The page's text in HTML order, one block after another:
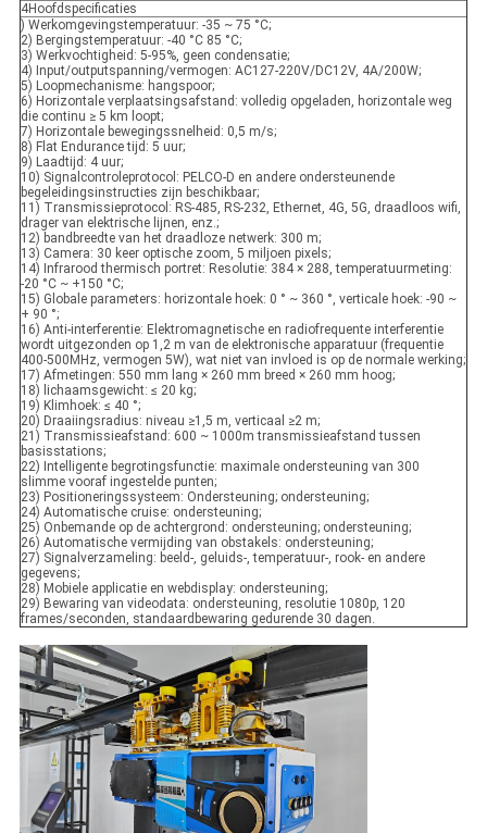
4Hoofdspecificaties
) Werkomgevingstemperatuur: -35 ~ 75 °C;
2) Bergingstemperatuur: -40 °C 85 °C;
3) Werkvochtigheid: 5-95%, geen condensatie;
4) Input/outputspanning/vermogen: AC127-220V/DC12V, 4A/200W;
5) Loopmechanisme: hangspoor;
6) Horizontale verplaatsingsafstand: volledig opgeladen, horizontale weg
die continu ≥ 5 km loopt;
7) Horizontale bewegingssnelheid: 0,5 m/s;
8) Flat Endurance tijd: 5 uur;
9) Laadtijd: 4 uur;
10) Signalcontroleprotocol: PELCO-D en andere ondersteunende
begeleidingsinstructies zijn beschikbaar;
11) Transmissieprotocol: RS-485, RS-232, Ethernet, 4G, 5G, draadloos wifi,
drager van elektrische lijnen, enz.;
12) bandbreedte van het draadloze netwerk: 300 m;
13) Camera: 30 keer optische zoom, 5 miljoen pixels;
14) Infrarood thermisch portret: Resolutie: 384 × 288, temperatuurmeting:
-20 °C ~ +150 °C;
15) Globale parameters: horizontale hoek: 0 ° ~ 360 °, verticale hoek: -90 ~
+ 90 °;
16) Anti-interferentie: Elektromagnetische en radiofrequente interferentie
wordt uitgezonden op 1,2 m van de elektronische apparatuur (frequentie
400-500MHz, vermogen 5W), wat niet van invloed is op de normale werking;
17) Afmetingen: 550 mm lang × 260 mm breed × 260 mm hoog;
18) lichaamsgewicht: ≤ 20 kg;
19) Klimhoek: ≤ 40 °;
20) Draaiingsradius: niveau ≥1,5 m, verticaal ≥2 m;
21) Transmissieafstand: 600 ~ 1000m transmissieafstand tussen
basisstations;
22) Intelligente begrotingsfunctie: maximale ondersteuning van 300
slimme vooraf ingestelde punten;
23) Positioneringssysteem: Ondersteuning; ondersteuning;
24) Automatische cruise: ondersteuning;
25) Onbemande op de achtergrond: ondersteuning; ondersteuning;
26) Automatische vermijding van obstakels: ondersteuning;
27) Signalverzameling: beeld-, geluids-, temperatuur-, rook- en andere
gegevens;
28) Mobiele applicatie en webdisplay: ondersteuning;
29) Bewaring van videodata: ondersteuning, resolutie 1080p, 120
frames/seconden, standaardbewaring gedurende 30 dagen.